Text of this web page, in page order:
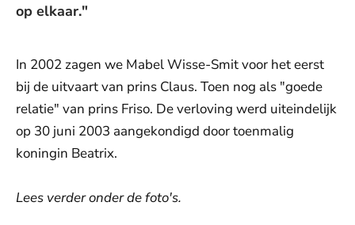
op elkaar."
In 2002 zagen we Mabel Wisse-Smit voor het eerst
bij de uitvaart van prins Claus. Toen nog als "goede
relatie" van prins Friso. De verloving werd uiteindelijk
op 30 juni 2003 aangekondigd door toenmalig
koningin Beatrix.
Lees verder onder de foto's.